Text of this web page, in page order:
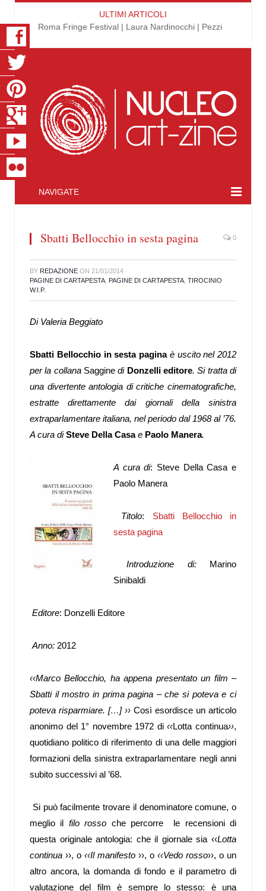
ULTIMI ARTICOLI
Roma Fringe Festival | Laura Nardinocchi | Pezzi
NAVIGATE
Sbatti Bellocchio in sesta pagina 0
BY REDAZIONE ON 21/01/2014 ·
PAGINE DI CARTAPESTA PAGINE DI CARTAPESTA TIROCINIO
W.I.P.
Di Valeria Beggiato
Sbatti Bellocchio in sesta paginaè uscito nel 2012
per la collana Saggine di Donzelli editore. Si tratta di
una divertente antologia di critiche cinematografiche,
estratte direttamente dai giornali della sinistra
extraparlamentare italiana, nel periodo dal 1968 al ’76.
A cura diSteve Della Casae Paolo Manera.
A cura di: Steve Della Casa e
Paolo Manera
Titolo: Sbatti Bellocchio in
sesta pagina
Introduzione di: Marino
Sinibaldi
Editore: Donzelli Editore
Anno: 2012
‹‹Marco Bellocchio, ha appena presentato un film –
Sbatti il mostro in prima pagina – che si poteva e ci
poteva risparmiare. […] ›› Così esordisce un articolo
anonimo del 1° novembre 1972 di‹‹Lotta continua››,
quotidiano politico di riferimento di una delle maggiori
formazioni della sinistra extraparlamentare negli anni
subito successivi al ’68.
Si può facilmente trovare il denominatore comune, o
meglio il filorosso che percorre le recensioni di
questa originale antologia: che il giornale sia ‹‹Lotta
continua ››, o ‹‹Il manifesto ››, o ‹‹Vedo rosso››, o un
altro ancora, la domanda di fondo e il parametro di
valutazione del film è sempre lo stesso: è una